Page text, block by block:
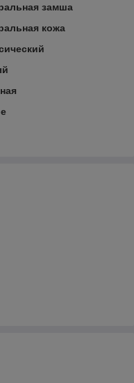
замша
кожа